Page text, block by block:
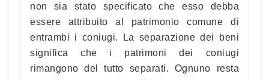
non sia stato specificato che esso debba
essere attribuito al patrimonio comune di
entrambi i coniugi. La separazione dei beni
significa che i patrimoni dei coniugi
rimangono del tutto separati. Ognuno resta